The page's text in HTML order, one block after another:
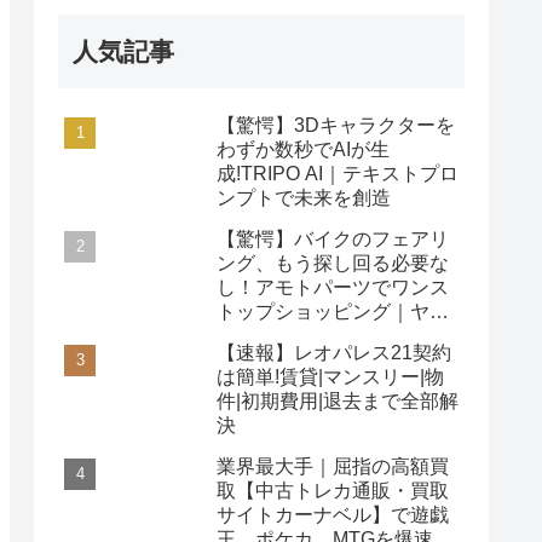
人気記事
【驚愕】3Dキャラクターを
わずか数秒でAIが生
成!TRIPO AI｜テキストプロ
ンプトで未来を創造
【驚愕】バイクのフェアリ
ング、もう探し回る必要な
し！アモトパーツでワンス
トップショッピング｜ヤマ
【速報】レオパレス21契約
は簡単!賃貸|マンスリー|物
件|初期費用|退去まで全部解
決
業界最大手｜屈指の高額買
取【中古トレカ通販・買取
サイトカーナベル】で遊戯